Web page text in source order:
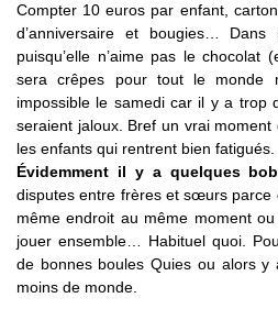
Compter 10 euros par enfant,
d’anniversaire et bougies…
puisqu’elle n’aime pas le
sera crêpes pour tout le monde
impossible le samedi car il y a trop
seraient jaloux. Bref un vrai
les enfants qui rentrent bien fatigués.
Évidemment il y a quelques
disputes entre frères et sœurs parce
même endroit au même moment
jouer ensemble… Habituel quoi.
de bonnes boules Quies ou alors
moins de monde.